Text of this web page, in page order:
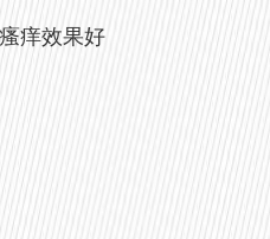
队，能够为患者提
中研皮肤病医院的
位皮肤科专家，擅
痒效果好